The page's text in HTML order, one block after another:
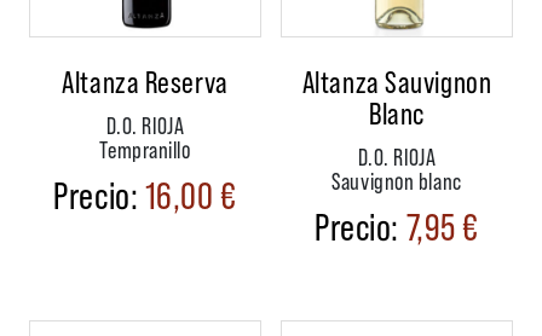
Altanza Reserva
D.O. RIOJA
Tempranillo
16,00€
Altanza Sauvignon
Blanc
D.O. RIOJA
Sauvignon blanc
7,95€